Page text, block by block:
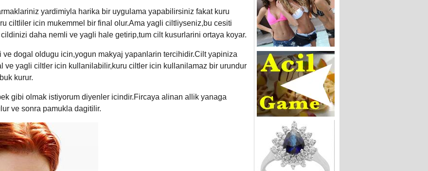
yardimiyla harika bir uygulama yapabilirsiniz fakat kuru
ciltliler icin mukemmel bir final olur.Ama yagli ciltliyseniz,bu cesiti
daha nemli ve yagli hale getirip,tum cilt kusurlarini ortaya koyar.
ve dogal oldugu icin,yogun makyaj yapanlarin tercihidir.Cilt yapiniza
ve yagli ciltler icin kullanilabilir,kuru ciltler icin kullanilamaz bir urundur
kurur.
gibi olmak istiyorum diyenler icindir.Fircaya alinan allik yanaga
ve sonra pamukla dagitilir.